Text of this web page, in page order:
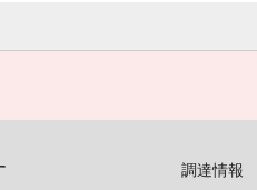
調達情報